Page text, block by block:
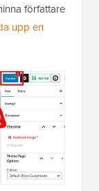
författare
upp en